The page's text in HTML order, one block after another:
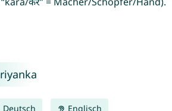
Deutsch Englisch